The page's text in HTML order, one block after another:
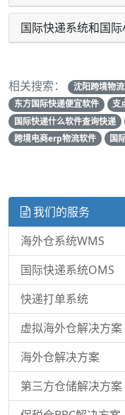
国际快递系统和国
相关搜索： 沈阳跨境物
东方国际快递便宜软件
支
国际快递什么软件查询快递
跨境电商erp物流软件
国
我们的服务
海外仓系统WMS
国际快递系统OMS
快递打单系统
虚拟海外仓解决方案
海外仓解决方案
第三方仓储解决方案